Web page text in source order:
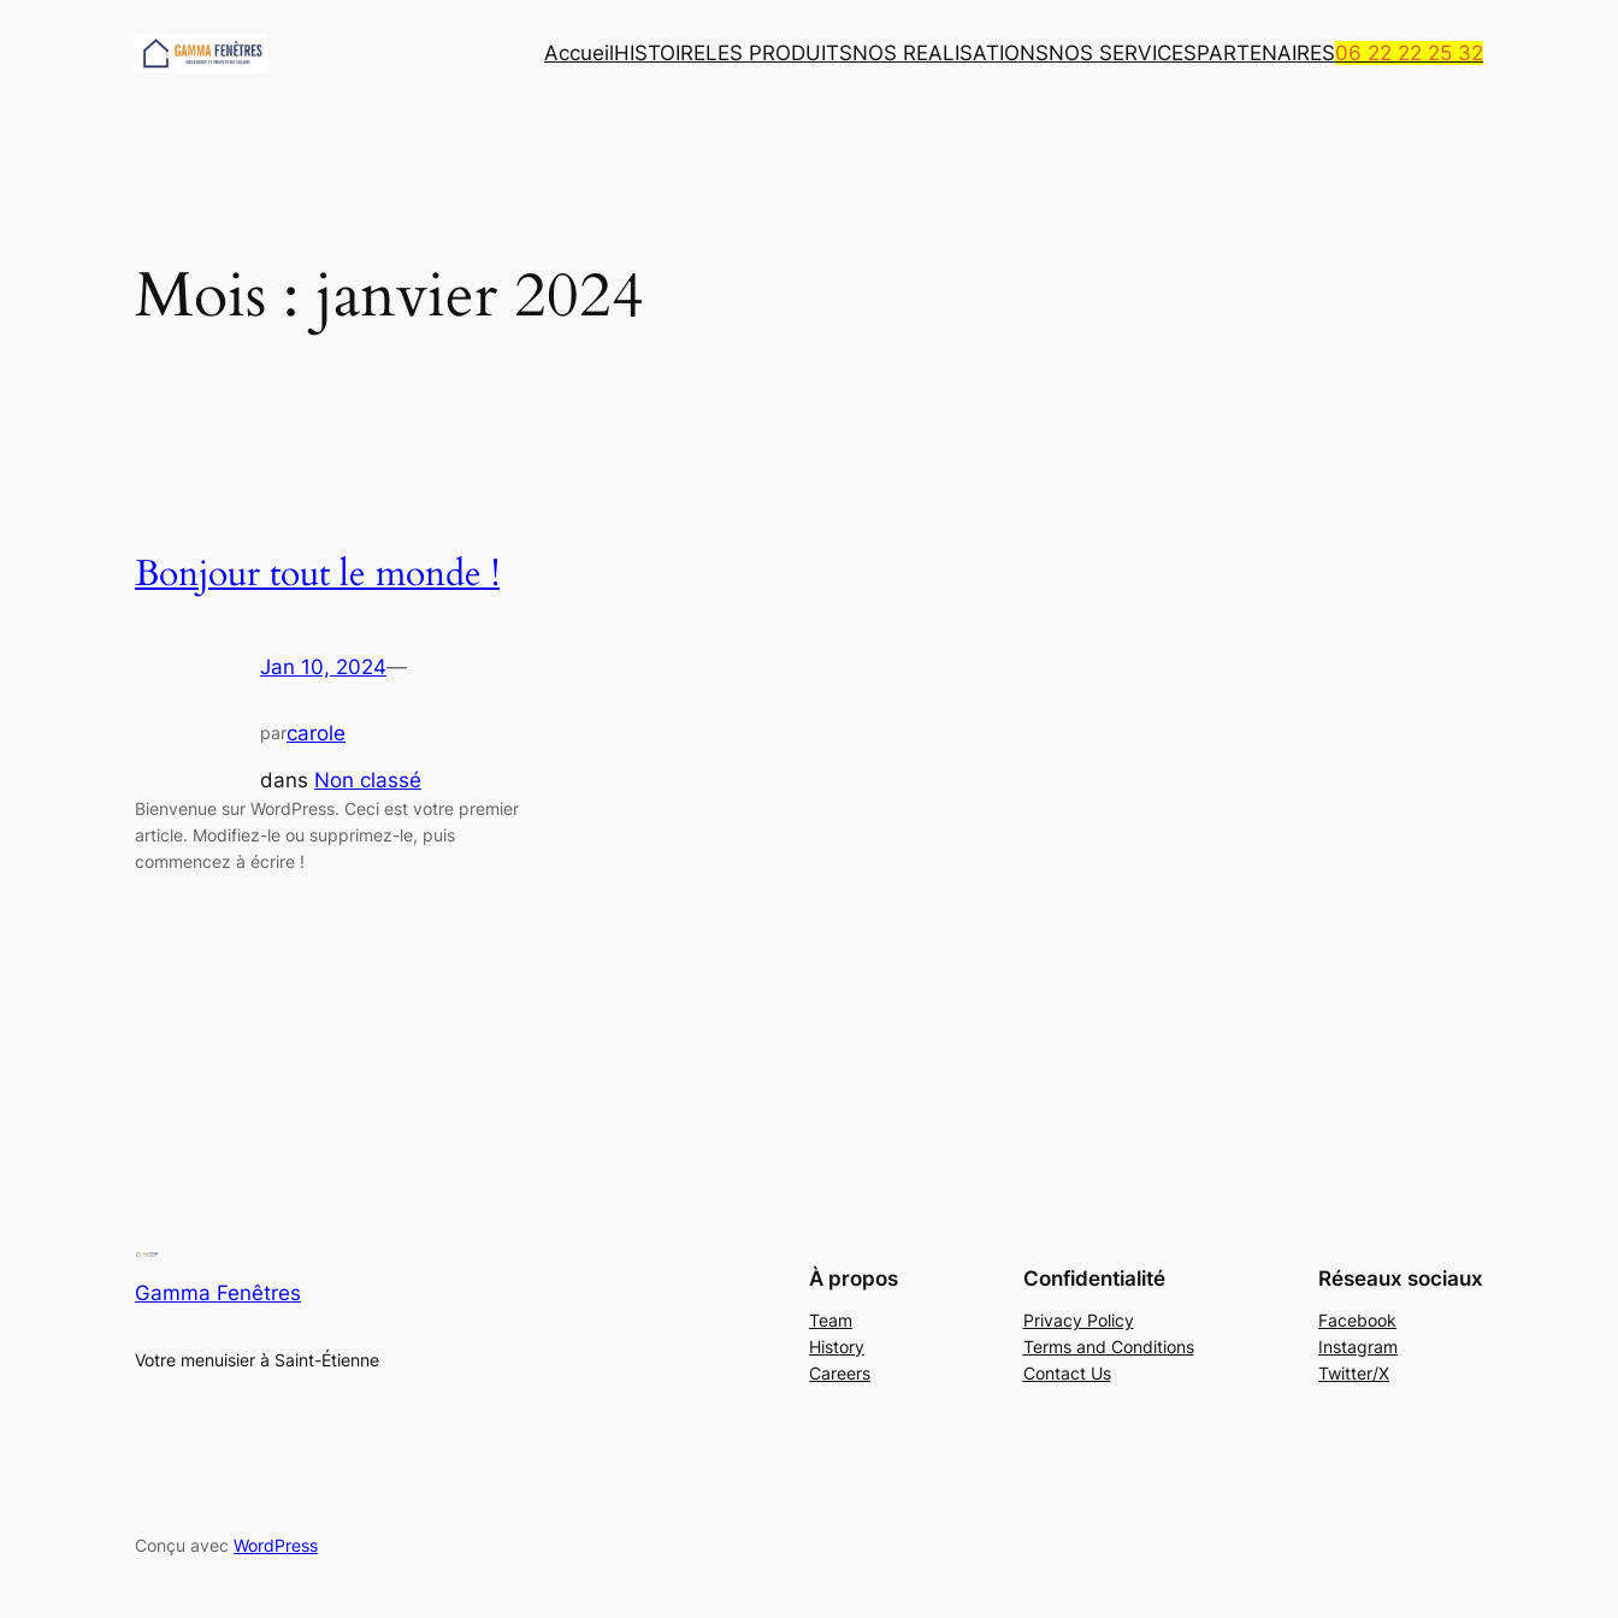
AccueilHISTOIRELES PRODUITSNOS REALISATIONSNOS SERVICESPARTENAIRES06 22 22 25 32
Mois : janvier 2024
Bonjour tout le monde !
Jan 10, 2024—
parcarole
dans Non classé
Bienvenue sur WordPress. Ceci est votre premier
article. Modifiez-le ou supprimez-le, puis
commencez à écrire !
Gamma Fenêtres
Votre menuisier à Saint-Étienne
À propos
Team
History
Careers
Confidentialité
Privacy Policy
Terms and Conditions
Contact Us
Réseaux sociaux
Facebook
Instagram
Twitter/X
Conçu avec WordPress